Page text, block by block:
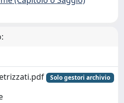
Solo gestori archivio